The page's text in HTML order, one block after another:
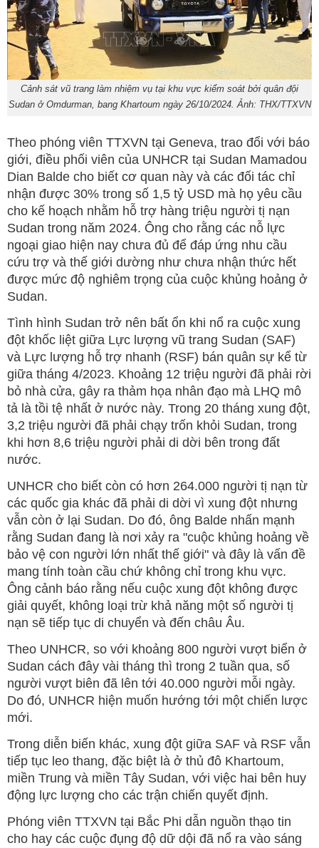
Cảnh sát vũ trang làm nhiệm vụ tại khu vực kiểm soát bởi quân đội
Sudan ở Omdurman, bang Khartoum ngày 26/10/2024. Ảnh: THX/TTXVN
Theo phóng viên TTXVN tại Geneva, trao đổi với báo
giới, điều phối viên của UNHCR tại Sudan Mamadou
Dian Balde cho biết cơ quan này và các đối tác chỉ
nhận được 30% trong số 1,5 tỷ USD mà họ yêu cầu
cho kế hoạch nhằm hỗ trợ hàng triệu người tị nạn
Sudan trong năm 2024. Ông cho rằng các nỗ lực
ngoại giao hiện nay chưa đủ để đáp ứng nhu cầu
cứu trợ và thế giới dường như chưa nhận thức hết
được mức độ nghiêm trọng của cuộc khủng hoảng ở
Sudan.
Tình hình Sudan trở nên bất ổn khi nổ ra cuộc xung
đột khốc liệt giữa Lực lượng vũ trang Sudan (SAF)
và Lực lượng hỗ trợ nhanh (RSF) bán quân sự kể từ
giữa tháng 4/2023. Khoảng 12 triệu người đã phải rời
bỏ nhà cửa, gây ra thảm họa nhân đạo mà LHQ mô
tả là tồi tệ nhất ở nước này. Trong 20 tháng xung đột,
3,2 triệu người đã phải chạy trốn khỏi Sudan, trong
khi hơn 8,6 triệu người phải di dời bên trong đất
nước.
UNHCR cho biết còn có hơn 264.000 người tị nạn từ
các quốc gia khác đã phải di dời vì xung đột nhưng
vẫn còn ở lại Sudan. Do đó, ông Balde nhấn mạnh
rằng Sudan đang là nơi xảy ra "cuộc khủng hoảng về
bảo vệ con người lớn nhất thế giới" và đây là vấn đề
mang tính toàn cầu chứ không chỉ trong khu vực.
Ông cảnh báo rằng nếu cuộc xung đột không được
giải quyết, không loại trừ khả năng một số người tị
nạn sẽ tiếp tục di chuyển và đến châu Âu.
Theo UNHCR, so với khoảng 800 người vượt biển ở
Sudan cách đây vài tháng thì trong 2 tuần qua, số
người vượt biên đã lên tới 40.000 người mỗi ngày.
Do đó, UNHCR hiện muốn hướng tới một chiến lược
mới.
Trong diễn biến khác, xung đột giữa SAF và RSF vẫn
tiếp tục leo thang, đặc biệt là ở thủ đô Khartoum,
miền Trung và miền Tây Sudan, với việc hai bên huy
động lực lượng cho các trận chiến quyết định.
Phóng viên TTXVN tại Bắc Phi dẫn nguồn thạo tin
cho hay các cuộc đụng độ dữ dội đã nổ ra vào sáng